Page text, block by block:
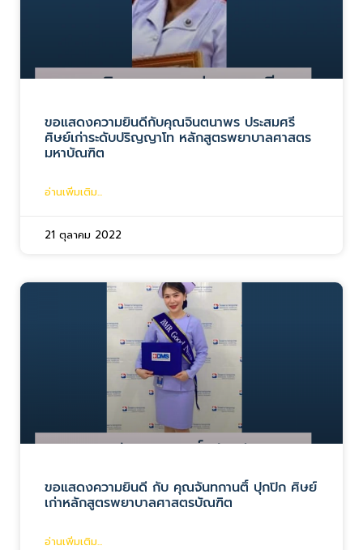
ขอแสดงความยินดีกับคุณจินตนาพร ประสมศรี
ศิษย์เก่าระดับปริญญาโท หลักสูตรพยาบาลศาสตร
มหาบัณฑิต
อ่านเพิ่มเติม...
21 ตุลาคม 2022
ขอแสดงความยินดี กับ คุณจันทกานติ์ ปุกปิก ศิษย์
เก่าหลักสูตรพยาบาลศาสตรบัณฑิต
อ่านเพิ่มเติม...